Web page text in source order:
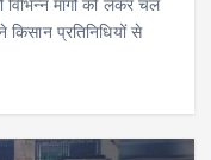
विभिन्न मांगों को लेकर चल
प्रतिनिधियों से